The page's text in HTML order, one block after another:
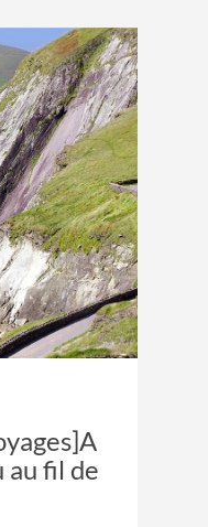
au fil de